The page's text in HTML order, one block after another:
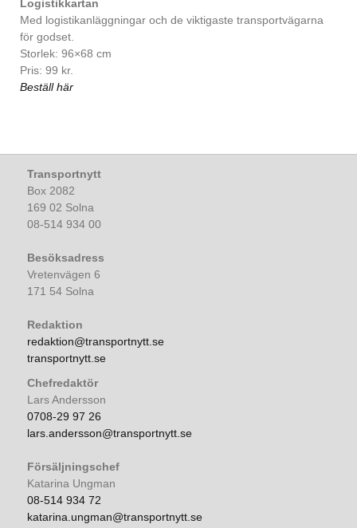
Logistikkartan
Med logistikanläggningar och de viktigaste transportvägarna
för godset.
Storlek: 96×68 cm
Pris: 99 kr.
Beställ här
Transportnytt
Box 2082
169 02 Solna
08-514 934 00
Besöksadress
Vretenvägen 6
171 54 Solna
Redaktion
redaktion@transportnytt.se
transportnytt.se
Chefredaktör
Lars Andersson
0708-29 97 26
lars.andersson@transportnytt.se
Försäljningschef
Katarina Ungman
08-514 934 72
katarina.ungman@transportnytt.se